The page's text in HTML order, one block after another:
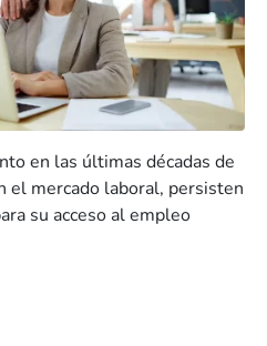
en las últimas décadas de
el mercado laboral, persisten
su acceso al empleo